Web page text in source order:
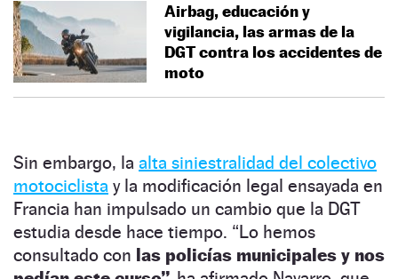
Airbag, educación y
vigilancia, las armas de la
DGT contra los accidentes de
moto
Sin embargo, la alta siniestralidad del colectivo
motociclista y la modificación legal ensayada en
Francia han impulsado un cambio que la DGT
estudia desde hace tiempo. “Lo hemos
consultado con las policías municipales y nos